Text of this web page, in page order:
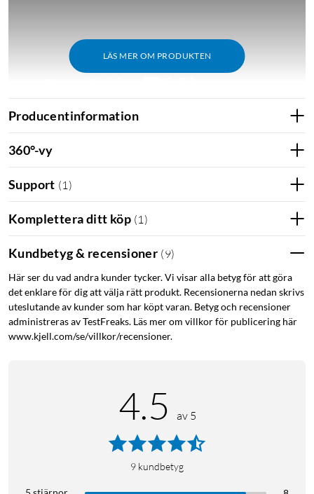
LÄS MER OM PRODUKTEN
Presentatör Logitech
Producentinformation
360°-vy
Support (1 )
Komplettera ditt köp (1 )
Kundbetyg & recensioner (9)
Här ser du vad andra kunder tycker. Vi visar alla betyg för att göra
det enklare för dig att välja rätt produkt. Recensionerna nedan skrivs
uteslutande av kunder som har köpt varan. Betyg och recensioner
administreras av TestFreaks. Läs mer om villkor för publicering här
www.kjell.com/se/villkor/recensioner.
4.5 av 5
9 kundbetyg